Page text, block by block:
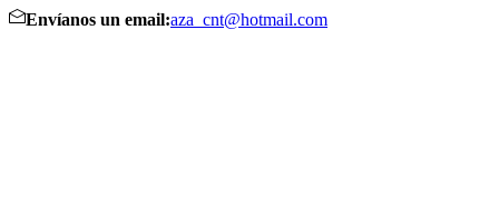
Envíanos un email:aza_cnt@hotmail.com